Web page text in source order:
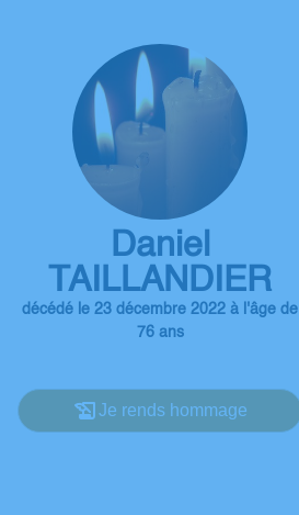
Daniel
TAILLANDIER
décédé le 23 décembre 2022 à l'âge de
76 ans
Je rends hommage